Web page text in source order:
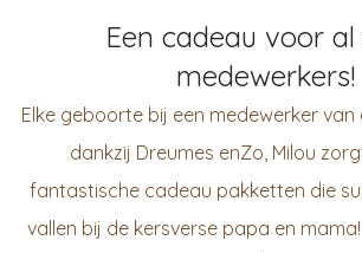
Een cadeau voor
medewerkers!
Elke geboorte bij een medewerker van
dankzij Dreumes enZo, Milou
fantastische cadeau pakketten die
vallen bij de kersverse papa en